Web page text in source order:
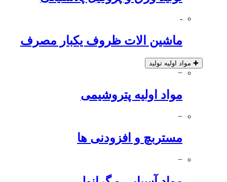
-
ماشین الات ظروف یکبار مصرف
✚ مواد اولیه تولید
−
مواد اولیه پتروشیمی
−
مستربچ و افزودنی ها
−